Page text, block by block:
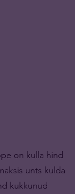
on kulla hind
unts kulda
kukkunud